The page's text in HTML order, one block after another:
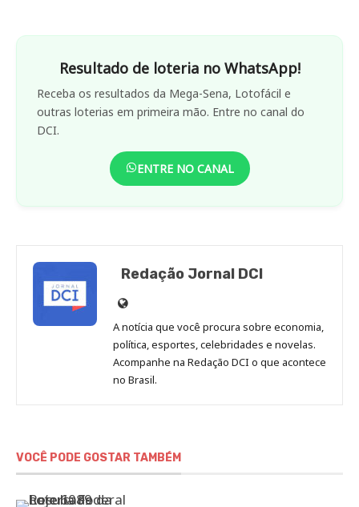
Resultado de loteria no WhatsApp!
Receba os resultados da Mega-Sena, Lotofácil e
outras loterias em primeira mão. Entre no canal do
DCI.
ENTRE NO CANAL
Redação Jornal DCI
Site
de
Redação
Jornal
DCI
A notícia que você procura sobre economia,
política, esportes, celebridades e novelas.
Acompanhe na Redação DCI o que acontece
no Brasil.
VOCÊ PODE GOSTAR TAMBÉM